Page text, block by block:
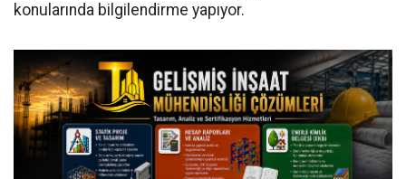
konularında bilgilendirme yapıyor.